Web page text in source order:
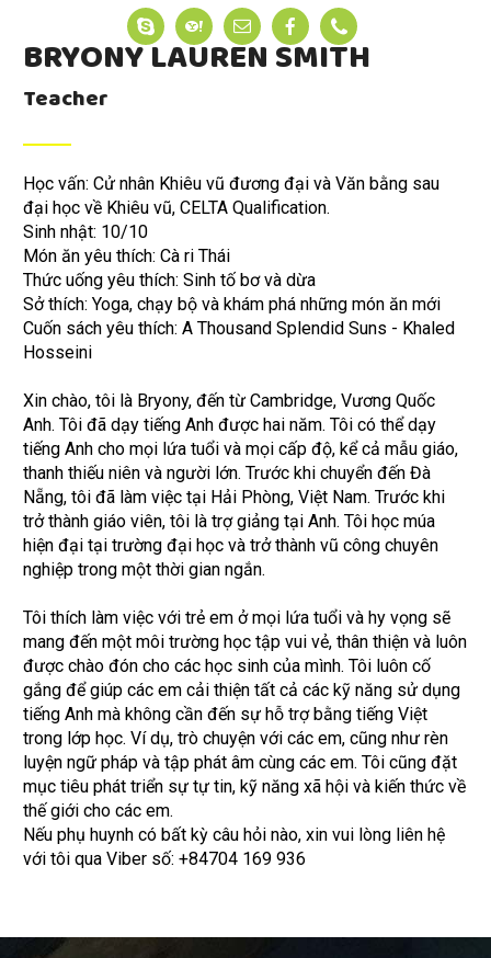
BRYONY LAUREN SMITH
Teacher
Học vấn: Cử nhân Khiêu vũ đương đại và Văn bằng sau
đại học về Khiêu vũ, CELTA Qualification.
Sinh nhật: 10/10
Món ăn yêu thích: Cà ri Thái
Thức uống yêu thích: Sinh tố bơ và dừa
Sở thích: Yoga, chạy bộ và khám phá những món ăn mới
Cuốn sách yêu thích: A Thousand Splendid Suns - Khaled
Hosseini
Xin chào, tôi là Bryony, đến từ Cambridge, Vương Quốc
Anh. Tôi đã dạy tiếng Anh được hai năm. Tôi có thể dạy
tiếng Anh cho mọi lứa tuổi và mọi cấp độ, kể cả mẫu giáo,
thanh thiếu niên và người lớn. Trước khi chuyển đến Đà
Nẵng, tôi đã làm việc tại Hải Phòng, Việt Nam. Trước khi
trở thành giáo viên, tôi là trợ giảng tại Anh. Tôi học múa
hiện đại tại trường đại học và trở thành vũ công chuyên
nghiệp trong một thời gian ngắn.
Tôi thích làm việc với trẻ em ở mọi lứa tuổi và hy vọng sẽ
mang đến một môi trường học tập vui vẻ, thân thiện và luôn
được chào đón cho các học sinh của mình. Tôi luôn cố
gắng để giúp các em cải thiện tất cả các kỹ năng sử dụng
tiếng Anh mà không cần đến sự hỗ trợ bằng tiếng Việt
trong lớp học. Ví dụ, trò chuyện với các em, cũng như rèn
luyện ngữ pháp và tập phát âm cùng các em. Tôi cũng đặt
mục tiêu phát triển sự tự tin, kỹ năng xã hội và kiến thức về
thế giới cho các em.
Nếu phụ huynh có bất kỳ câu hỏi nào, xin vui lòng liên hệ
với tôi qua Viber số: +84704 169 936